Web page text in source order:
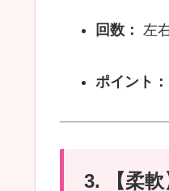
回数： 左
ポイント：
3. 【柔